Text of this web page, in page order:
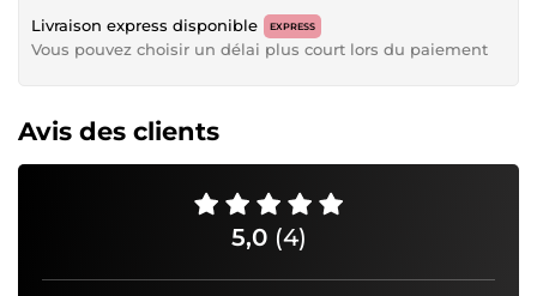
Livraison express disponible EXPRESS
Vous pouvez choisir un délai plus court lors du paiement
Avis des clients
5,0 (4)